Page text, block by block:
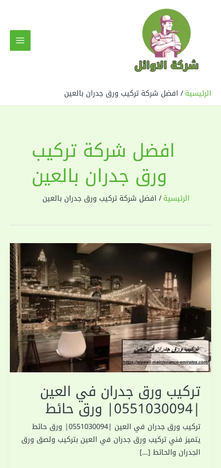
الرئيسية افضل شركة تركيب ورق جدران بالعين
افضل شركة تركيب
ورق جدران بالعين
الرئيسية افضل شركة تركيب ورق جدران بالعين
تركيب ورق جدران في العين
|0551030094| ورق حائط
تركيب ورق جدران في العين |0551030094| ورق حائط
يتميز فني تركيب ورق جدران في العين بتركيب ولصق ورق
الجدران والحائط […]